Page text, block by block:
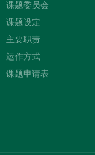
课题委员会
课题设定
主要职责
运作方式
课题申请表